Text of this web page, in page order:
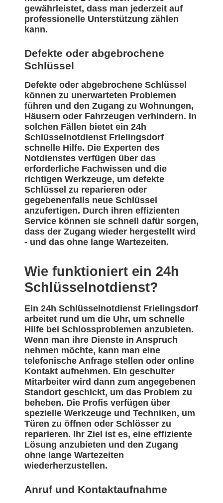
gewährleistet, dass man jederzeit auf
professionelle Unterstützung zählen
kann.
Defekte oder abgebrochene
Schlüssel
Defekte oder abgebrochene Schlüssel
können zu unerwarteten Problemen
führen und den Zugang zu Wohnungen,
Häusern oder Fahrzeugen verhindern. In
solchen Fällen bietet ein 24h
Schlüsselnotdienst Frielingsdorf
schnelle Hilfe. Die Experten des
Notdienstes verfügen über das
erforderliche Fachwissen und die
richtigen Werkzeuge, um defekte
Schlüssel zu reparieren oder
gegebenenfalls neue Schlüssel
anzufertigen. Durch ihren effizienten
Service können sie schnell dafür sorgen,
dass der Zugang wieder hergestellt wird
- und das ohne lange Wartezeiten.
Wie funktioniert ein 24h
Schlüsselnotdienst?
Ein 24h Schlüsselnotdienst Frielingsdorf
arbeitet rund um die Uhr, um schnelle
Hilfe bei Schlossproblemen anzubieten.
Wenn man ihre Dienste in Anspruch
nehmen möchte, kann man eine
telefonische Anfrage stellen oder online
Kontakt aufnehmen. Ein geschulter
Mitarbeiter wird dann zum angegebenen
Standort geschickt, um das Problem zu
beheben. Die Profis verfügen über
spezielle Werkzeuge und Techniken, um
Türen zu öffnen oder Schlösser zu
reparieren. Ihr Ziel ist es, eine effiziente
Lösung anzubieten und den Zugang
ohne lange Wartezeiten
wiederherzustellen.
Anruf und Kontaktaufnahme